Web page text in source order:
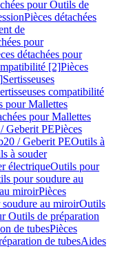
pour Outils de
Pièces détachées
de
pour
détachées pour
[2]Pièces
Sertisseuses
compatibilité
pour Mallettes
pour Mallettes
Geberit PEPièces
/ Geberit PEOutils à
à souder
électriqueOutils pour
pour soudure au
miroirPièces
soudure au miroirOutils
Outils de préparation
de tubesPièces
de tubesAides